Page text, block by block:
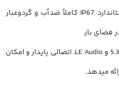
این اسپیکر جی بی ال با استاندارد IP67 کاملاً ضدآب و گردوغبار
اسپیکر JBL Clip 5 با بلوتوث 5.3 و LE Audio، اتصالی پایدار و امکان